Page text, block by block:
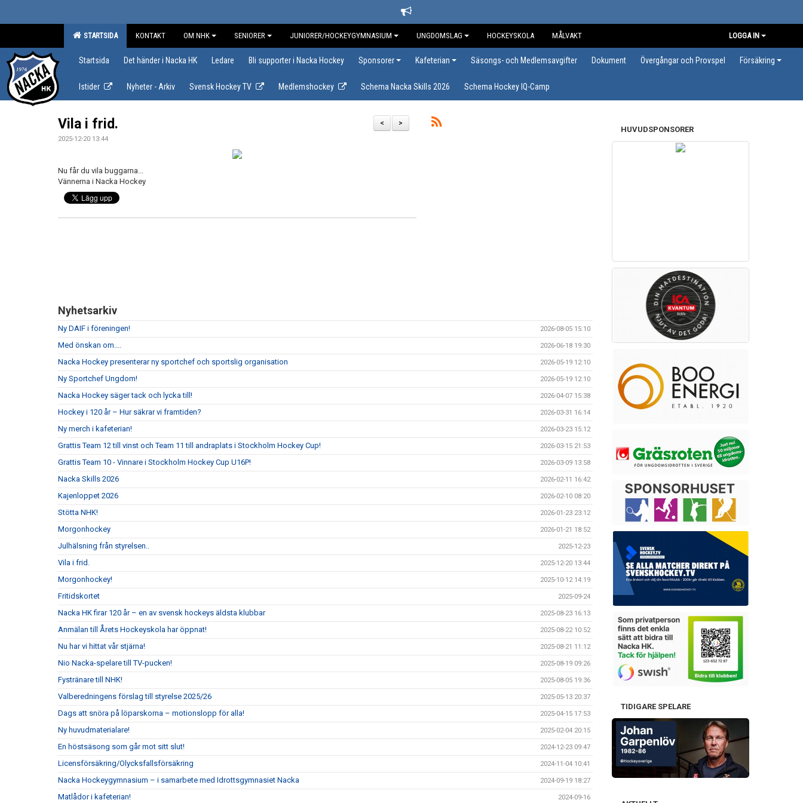
STARTSIDA KONTAKT OM NHK SENIORER JUNIORER/HOCKEYGYMNASIUM UNGDOMSLAG HOCKEYSKOLA MÅLVAKT LOGGA IN
Startsida Det händer i Nacka HK Ledare Bli supporter i Nacka Hockey Sponsorer Kafeterian Säsongs- och Medlemsavgifter Dokument Övergångar och Provspel Försäkring
Istider Nyheter - Arkiv Svensk Hockey TV Medlemshockey Schema Nacka Skills 2026 Schema Hockey IQ-Camp
>
<
Vila i frid.
2025-12-20 13:44
Nu får du vila buggarna...
Vännerna i Nacka Hockey
Nyhetsarkiv
Ny DAIF i föreningen! 2026-08-05 15:10
Med önskan om.... 2026-06-18 19:30
Nacka Hockey presenterar ny sportchef och sportslig organisation 2026-05-19 12:10
Ny Sportchef Ungdom! 2026-05-19 12:10
Nacka Hockey säger tack och lycka till! 2026-04-07 15:38
Hockey i 120 år – Hur säkrar vi framtiden? 2026-03-31 16:14
Ny merch i kafeterian! 2026-03-23 15:12
Grattis Team 12 till vinst och Team 11 till andraplats i Stockholm Hockey Cup! 2026-03-15 21:53
Grattis Team 10 - Vinnare i Stockholm Hockey Cup U16P! 2026-03-09 13:58
Nacka Skills 2026 2026-02-11 16:42
Kajenloppet 2026 2026-02-10 08:20
Stötta NHK! 2026-01-23 23:12
Morgonhockey 2026-01-21 18:52
Julhälsning från styrelsen.. 2025-12-23
Vila i frid. 2025-12-20 13:44
Morgonhockey! 2025-10-12 14:19
Fritidskortet 2025-09-24
Nacka HK firar 120 år – en av svensk hockeys äldsta klubbar 2025-08-23 16:13
Anmälan till Årets Hockeyskola har öppnat! 2025-08-22 10:52
Nu har vi hittat vår stjärna! 2025-08-21 11:12
Nio Nacka-spelare till TV-pucken! 2025-08-19 09:26
Fystränare till NHK! 2025-08-05 19:36
Valberedningens förslag till styrelse 2025/26 2025-05-13 20:37
Dags att snöra på löparskorna – motionslopp för alla! 2025-04-15 17:53
Ny huvudmaterialare! 2025-02-04 20:15
En höstsäsong som går mot sitt slut! 2024-12-23 09:47
Licensförsäkring/Olycksfallsförsäkring 2024-11-04 10:41
Nacka Hockeygymnasium – i samarbete med Idrottsgymnasiet Nacka 2024-09-19 18:27
Matlådor i kafeterian! 2024-09-16
HUVUDSPONSORER
TIDIGARE SPELARE